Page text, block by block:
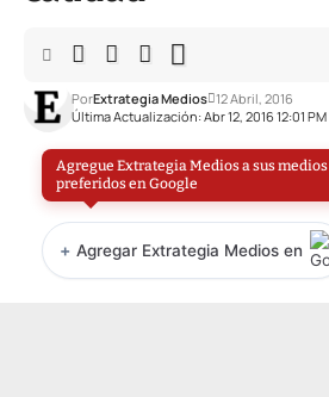
Última Actualización: Abr 12, 2016 12:01 PM
PorExtrategia Medios 12 Abril, 2016
Agregue Extrategia Medios a sus medios
preferidos en Google
+ Agregar Extrategia Medios en